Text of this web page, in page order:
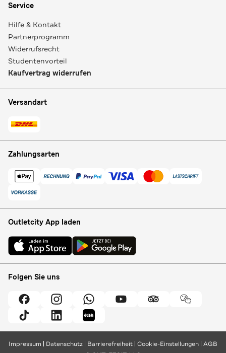
Service
Hilfe & Kontakt
Partnerprogramm
Widerrufsrecht
Studentenvorteil
Kaufvertrag widerrufen
Versandart
Zahlungsarten
Outletcity App laden
Folgen Sie uns
Impressum Datenschutz Barrierefreiheit Cookie-Einstellungen AGB